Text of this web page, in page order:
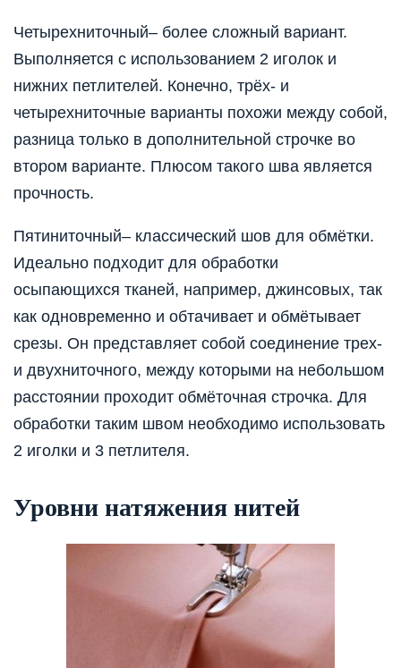
Четырехниточный– более сложный вариант.
Выполняется с использованием 2 иголок и
нижних петлителей. Конечно, трёх- и
четырехниточные варианты похожи между собой,
разница только в дополнительной строчке во
втором варианте. Плюсом такого шва является
прочность.
Пятиниточный– классический шов для обмётки.
Идеально подходит для обработки
осыпающихся тканей, например, джинсовых, так
как одновременно и обтачивает и обмётывает
срезы. Он представляет собой соединение трех-
и двухниточного, между которыми на небольшом
расстоянии проходит обмёточная строчка. Для
обработки таким швом необходимо использовать
2 иголки и 3 петлителя.
Уровни натяжения нитей